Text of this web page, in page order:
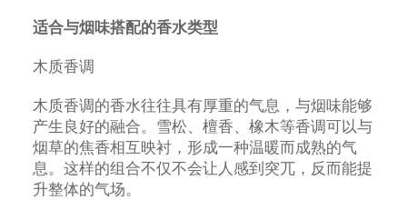
适合与烟味搭配的香水类型
木质香调
木质香调的香水往往具有厚重的气息，与烟味能够
产生良好的融合。雪松、檀香、橡木等香调可以与
烟草的焦香相互映衬，形成一种温暖而成熟的气
息。这样的组合不仅不会让人感到突兀，反而能提
升整体的气场。